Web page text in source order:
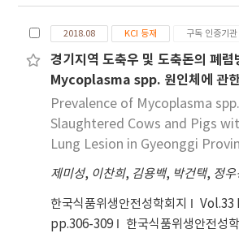
study characterizes the killing
commercial disinfectant
against C. pseudotuberculosis.
study provides essential
regarding the efficacy of the
used to control CLA in goat
distribution of mycotoxin in
and propose appropriate
for Korean markets.
처리수를 적용한 시제품을 일반 식육
비교하여 안전성과 품질특성, 미네
아보았다. 이를 통하여 해양심층수의
로서의 가능성을 검토하고 이를 이
육가공품의 품질을 검토한 결과, 안
에서는 일반 식육가공품 소세지와
미네랄 함량은 해양심층수를 적용한
높았다. 이를 통하여 해양심층수는
청정미네랄로 그 활용도가 높아서 해
한 새로운 식품시장이 크게 활성화
다. 따라서 본 연구에서는 식품공전
2018.08 KCI 등재 구독 인증기
경기지역 도축우 및 도축돈의 폐렴
Mycoplasma spp. 원인체에 관
Prevalence of Mycoplasma
Slaughtered Cows and Pigs
Lung Lesion in Gyeonggi
제미성, 이찬희, 김용백, 박건택, 정우
한국식품위생안전성학회지
Vol.33
pp.306-309
한국식품위생안전성